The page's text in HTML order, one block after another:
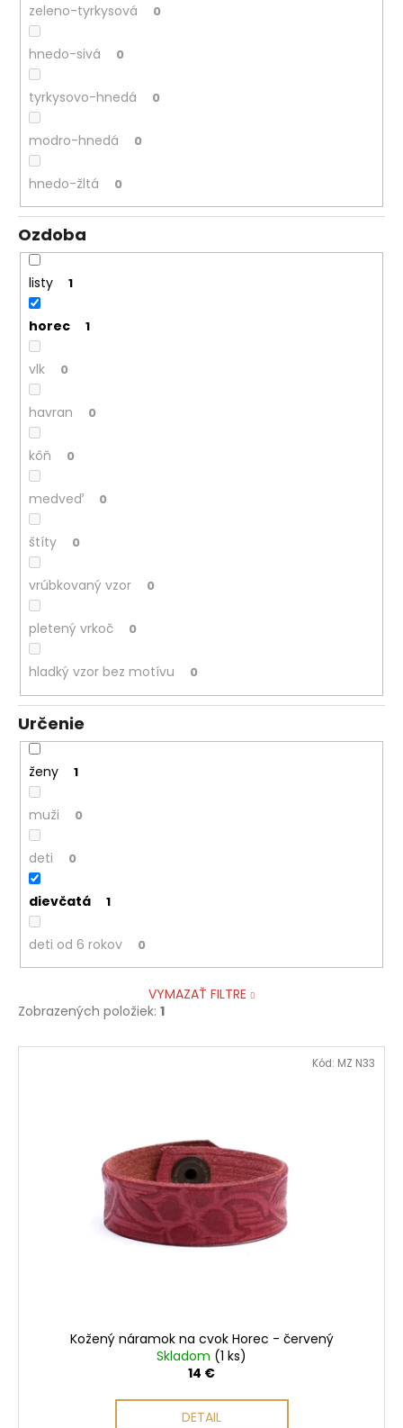
zeleno-tyrkysová 0
hnedo-sivá 0
tyrkysovo-hnedá 0
modro-hnedá 0
hnedo-žltá 0
Ozdoba
listy 1
horec 1
vlk 0
havran 0
kôň 0
medveď 0
štíty 0
vrúbkovaný vzor 0
pletený vrkoč 0
hladký vzor bez motívu 0
Určenie
ženy 1
muži 0
deti 0
dievčatá 1
deti od 6 rokov 0
VYMAZAŤ FILTRE
Zobrazených položiek: 1
V
Kožený náramok na cvok Horec - červený
Skladom (1 ks)
14 €
DETAIL
Kód: MZ N33